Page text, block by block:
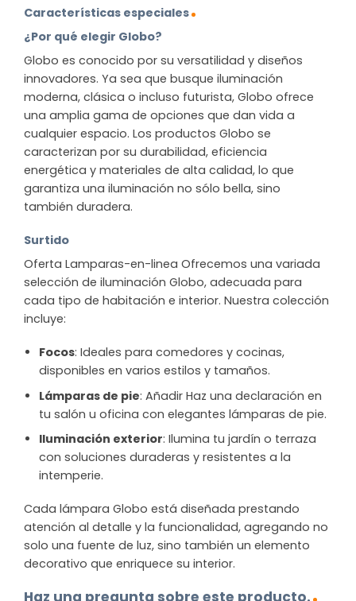
Características especiales
¿Por qué elegir Globo?
Globo es conocido por su versatilidad y diseños
innovadores. Ya sea que busque iluminación
moderna, clásica o incluso futurista, Globo ofrece
una amplia gama de opciones que dan vida a
cualquier espacio. Los productos Globo se
caracterizan por su durabilidad, eficiencia
energética y materiales de alta calidad, lo que
garantiza una iluminación no sólo bella, sino
también duradera.
Surtido
Oferta Lamparas-en-linea Ofrecemos una variada
selección de iluminación Globo, adecuada para
cada tipo de habitación e interior. Nuestra colección
incluye:
Focos: Ideales para comedores y cocinas,
disponibles en varios estilos y tamaños.
Lámparas de pie: Añadir Haz una declaración en
tu salón u oficina con elegantes lámparas de pie.
Iluminación exterior: Ilumina tu jardín o terraza
con soluciones duraderas y resistentes a la
intemperie.
Cada lámpara Globo está diseñada prestando
atención al detalle y la funcionalidad, agregando no
solo una fuente de luz, sino también un elemento
decorativo que enriquece su interior.
Haz una pregunta sobre este producto.